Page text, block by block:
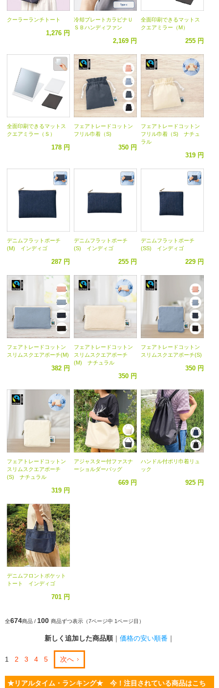
クーラーランチトート
1,276 円
冷却プレートカラビナＵ
ＳＢハンディファン
2,169 円
全面印刷できるマットス
クエアミラー（M）
255 円
全面印刷できるマットス
クエアミラー（Ｓ）
178 円
フェアトレードコットン
フリル巾着（S)
350 円
フェアトレードコットン
フリル巾着（S) ナチュ
ラル
319 円
デニムフラットポーチ
(M) インディゴ
287 円
デニムフラットポーチ
(S) インディゴ
255 円
デニムフラットポーチ
(SS) インディゴ
229 円
フェアトレードコットン
スリムスクエアポーチ(M)
382 円
フェアトレードコットン
スリムスクエアポーチ
(M) ナチュラル
350 円
フェアトレードコットン
スリムスクエアポーチ(S)
350 円
フェアトレードコットン
スリムスクエアポーチ
(S) ナチュラル
319 円
アジャスター付ファスナ
ーショルダーバッグ
669 円
ハンドル付ポリ巾着リュ
ック
925 円
デニムフロントポケット
トート インディゴ
701 円
全674商品 / 100 商品ずつ表示（7ページ中 1ページ目）
新しく追加した商品順 ｜ 価格の安い順番 ｜
1 2 3 4 5 次へ
★リアルタイム・ランキング★ 今！注目されている商品はこち